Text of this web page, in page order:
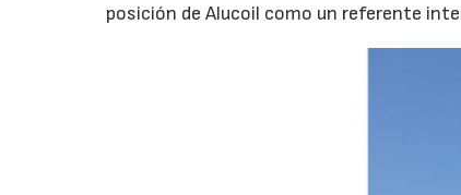
posición de Alucoil como un referente